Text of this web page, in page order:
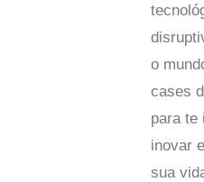
o
cases
para te
inovar
sua